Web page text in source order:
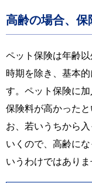
高齢の場合、保
ペット保険は年齢
時期を除き、基本
す。ペット保険に
保険料が高かった
お、若いうちから
いくので、高齢に
いうわけではありま